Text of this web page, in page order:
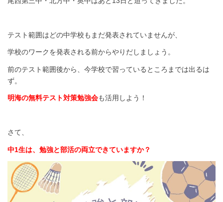
テスト範囲はどの中学校もまだ発表されていませんが、
学校のワークを発表される前からやりだしましょう。
前のテスト範囲後から、今学校で習っているところまでは出るは
ず。
明海の無料テスト対策勉強会も活用しよう！
さて、
中1生は、勉強と部活の両立できていますか？